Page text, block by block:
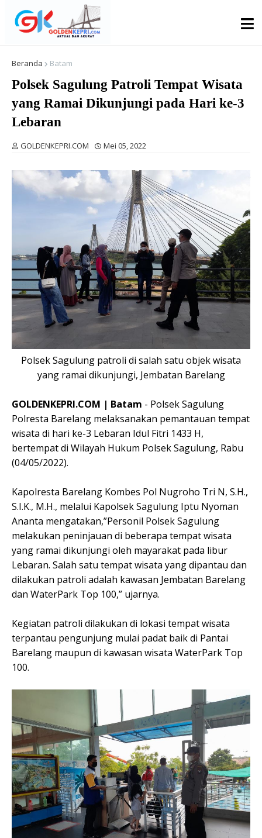
Beranda Batam
Polsek Sagulung Patroli Tempat Wisata
yang Ramai Dikunjungi pada Hari ke-3
Lebaran
GOLDENKEPRI.COM Mei 05, 2022
Polsek Sagulung patroli di salah satu objek wisata
yang ramai dikunjungi, Jembatan Barelang
GOLDENKEPRI.COM | Batam - Polsek Sagulung
Polresta Barelang melaksanakan pemantauan tempat
wisata di hari ke-3 Lebaran Idul Fitri 1433 H,
bertempat di Wilayah Hukum Polsek Sagulung, Rabu
(04/05/2022).
Kapolresta Barelang Kombes Pol Nugroho Tri N, S.H.,
S.I.K., M.H., melalui Kapolsek Sagulung Iptu Nyoman
Ananta mengatakan,”Personil Polsek Sagulung
melakukan peninjauan di beberapa tempat wisata
yang ramai dikunjungi oleh mayarakat pada libur
Lebaran. Salah satu tempat wisata yang dipantau dan
dilakukan patroli adalah kawasan Jembatan Barelang
dan WaterPark Top 100,” ujarnya.
Kegiatan patroli dilakukan di lokasi tempat wisata
terpantau pengunjung mulai padat baik di Pantai
Barelang maupun di kawasan wisata WaterPark Top
100.